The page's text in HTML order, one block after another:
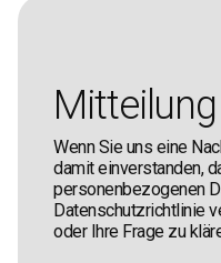
Wenn Sie uns eine
damit einverstanden,
personenbezogenen
Datenschutzrichtlinie
oder Ihre Frage zu